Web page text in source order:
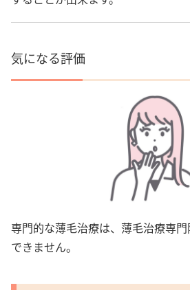
気になる評価
専門的な薄毛治療は、薄毛治療専
できません。